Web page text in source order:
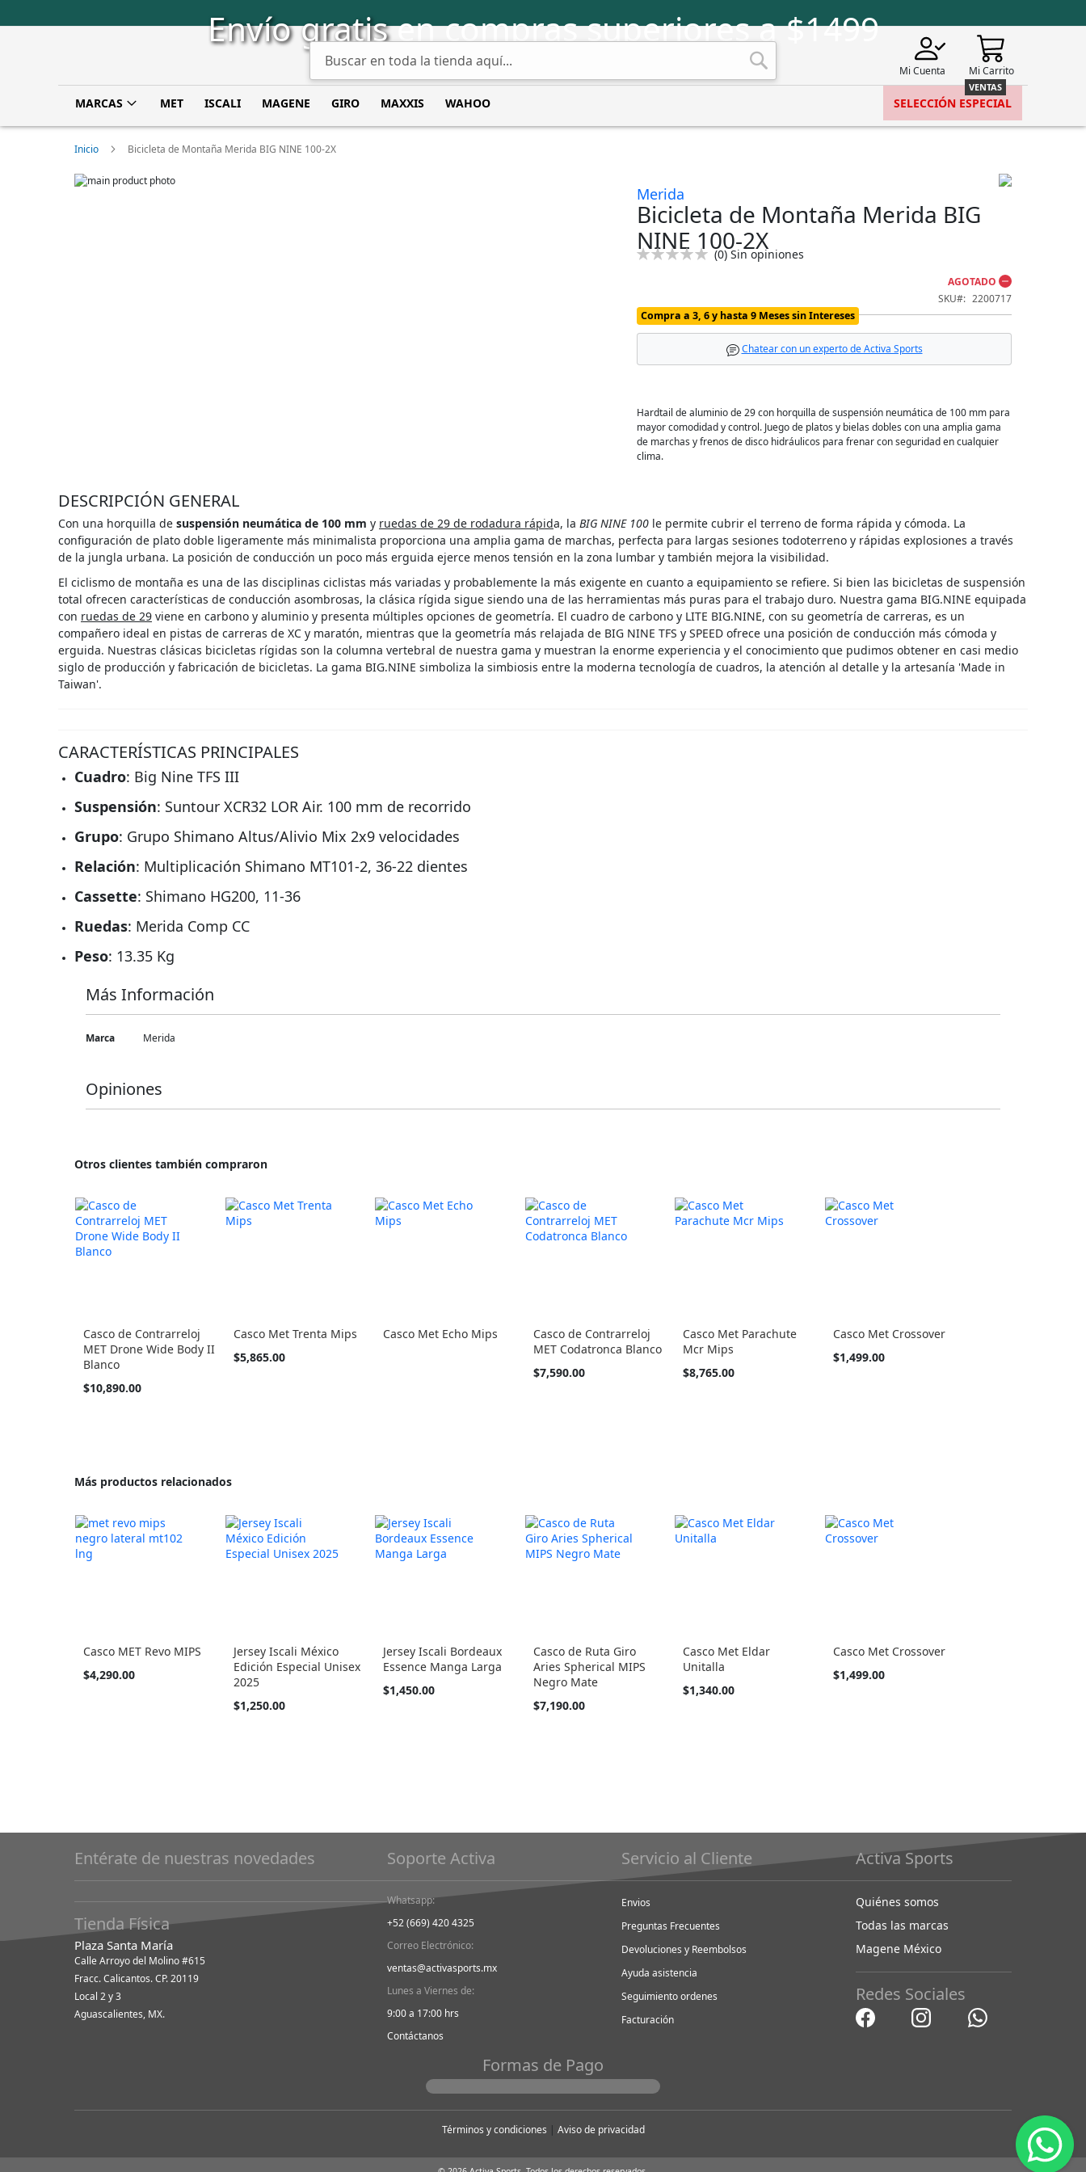
a
Envío gratisen compras superiores a $1499
Buscar
Mi Cuenta Mi Carrito
MARCAS MET ISCALI MAGENE GIRO MAXXIS WAHOO SELECCIÓN ESPECIAL
Inicio Bicicleta de Montaña Merida BIG NINE 100-2X
Skip
Merida
Bicicleta de Montaña Merida BIG
NINE 100-2X
Calificación:
(0)Sin opiniones
AGOTADO
SKU
2200717
Compra a 3, 6 y hasta 9 Meses sin Intereses
Chatear con un experto de Activa Sports
Hardtail de aluminio de 29 con horquilla de suspensión neumática de 100 mm para
mayor comodidad y control. Juego de platos y bielas dobles con una amplia gama
de marchas y frenos de disco hidráulicos para frenar con seguridad en cualquier
clima.
DESCRIPCIÓN GENERAL
Con una horquilla de suspensión neumática de 100 mm y ruedas de 29 de rodadura rápida, la BIG NINE 100 le permite cubrir el terreno de forma rápida y cómoda. La
configuración de plato doble ligeramente más minimalista proporciona una amplia gama de marchas, perfecta para largas sesiones todoterreno y rápidas explosiones a través
de la jungla urbana. La posición de conducción un poco más erguida ejerce menos tensión en la zona lumbar y también mejora la visibilidad.
El ciclismo de montaña es una de las disciplinas ciclistas más variadas y probablemente la más exigente en cuanto a equipamiento se refiere. Si bien las bicicletas de suspensión
total ofrecen características de conducción asombrosas, la clásica rígida sigue siendo una de las herramientas más puras para el trabajo duro. Nuestra gama BIG.NINE equipada
con ruedas de 29 viene en carbono y aluminio y presenta múltiples opciones de geometría. El cuadro de carbono y LITE BIG.NINE, con su geometría de carreras, es un
compañero ideal en pistas de carreras de XC y maratón, mientras que la geometría más relajada de BIG NINE TFS y SPEED ofrece una posición de conducción más cómoda y
erguida. Nuestras clásicas bicicletas rígidas son la columna vertebral de nuestra gama y muestran la enorme experiencia y el conocimiento que pudimos obtener en casi medio
siglo de producción y fabricación de bicicletas. La gama BIG.NINE simboliza la simbiosis entre la moderna tecnología de cuadros, la atención al detalle y la artesanía 'Made in
Taiwan'.
CARACTERÍSTICAS PRINCIPALES
Cuadro: Big Nine TFS III
Suspensión: Suntour XCR32 LOR Air. 100 mm de recorrido
Grupo: Grupo Shimano Altus/Alivio Mix 2x9 velocidades
Relación: Multiplicación Shimano MT101-2, 36-22 dientes
Cassette: Shimano HG200, 11-36
Ruedas: Merida Comp CC
Peso: 13.35 Kg
Más Información
Más
Marca Merida
Opiniones
Otros clientes también compraron
Casco de Contrarreloj
MET Drone Wide Body II
Blanco
Tan
$10,890.00
Casco Met Trenta Mips
Tan
$5,865.00
Casco Met Echo Mips
Casco de Contrarreloj
MET Codatronca Blanco
Tan
$7,590.00
Casco Met Parachute
Mcr Mips
Tan
$8,765.00
Casco Met Crossover
Tan
$1,499.00
Más productos relacionados
Casco MET Revo MIPS
Tan
$4,290.00
Jersey Iscali México
Edición Especial Unisex
2025
Tan
$1,250.00
Jersey Iscali Bordeaux
Essence Manga Larga
Tan
$1,450.00
Casco de Ruta Giro
Aries Spherical MIPS
Negro Mate
$7,190.00
Casco Met Eldar
Unitalla
Tan
$1,340.00
Casco Met Crossover
Tan
$1,499.00
Entérate de nuestras novedades
Tienda Física
Plaza Santa María
Calle Arroyo del Molino #615
Fracc. Calicantos. CP. 20119
Local 2 y 3
Aguascalientes, MX.
Soporte Activa
Whatsapp:
+52 (669) 420 4325
Correo Electrónico:
ventas@activasports.mx
Lunes a Viernes de:
9:00 a 17:00 hrs
Contáctanos
Servicio al Cliente
Envios
Preguntas Frecuentes
Devoluciones y Reembolsos
Ayuda asistencia
Seguimiento ordenes
Facturación
Activa Sports
Quiénes somos
Todas las marcas
Magene México
Redes Sociales
Formas de Pago
Términos y condiciones | Aviso de privacidad